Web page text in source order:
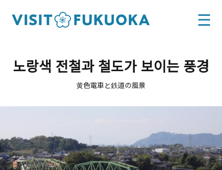
노랑색 전철과 철도가 보이는 풍경
黄色電車と鉄道の風景